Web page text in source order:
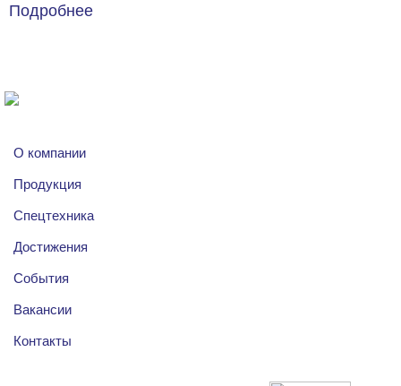
Подробнее
О компании
Продукция
Спецтехника
Достижения
События
Вакансии
Контакты